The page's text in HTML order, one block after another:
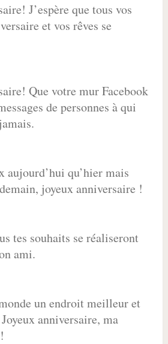
J’espère que tous vos
et vos rêves se
Que votre mur Facebook
de personnes à qui
aujourd’hui qu’hier mais
joyeux anniversaire !
tes souhaits se réaliseront
ami.
un endroit meilleur et
anniversaire, ma